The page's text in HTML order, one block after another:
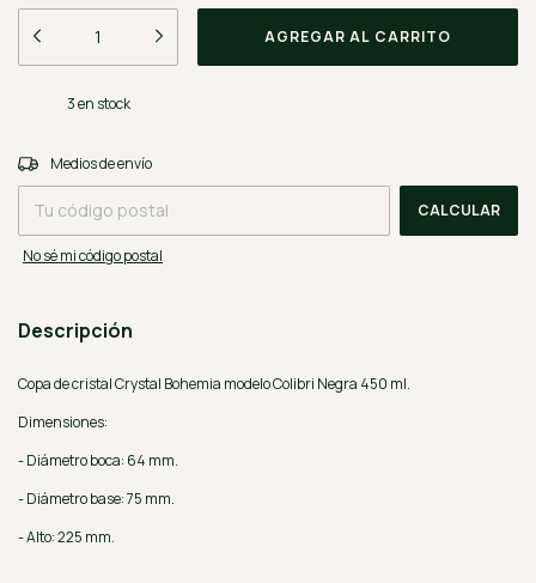
3en stock
Entregas para el CP:
Medios de envío
CALCULAR
No sé mi código postal
Descripción
Copa de cristal Crystal Bohemia modelo Colibri Negra 450 ml.
Dimensiones:
- Diámetro boca: 64 mm.
- Diámetro base: 75 mm.
- Alto: 225 mm.